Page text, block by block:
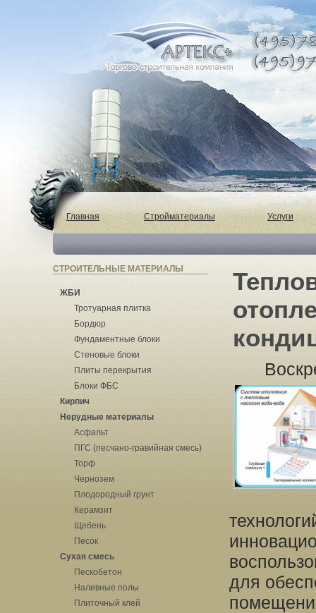
Главная Стройматериалы Услуги
СТРОИТЕЛЬНЫЕ МАТЕРИАЛЫ
ЖБИ
Тротуарная плитка
Бордюр
Фундаментные блоки
Стеновые блоки
Плиты перекрытия
Блоки ФБС
Кирпич
Нерудные материалы
Асфальт
ПГС (песчано-гравийная смесь)
Торф
Чернозем
Плодородный грунт
Керамзит
Щебень
Песок
Сухая смесь
Пескобетон
Наливные полы
Плиточный клей
для